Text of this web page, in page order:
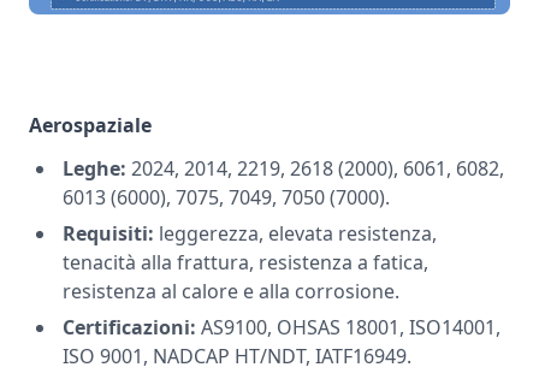
Aerospaziale
Leghe: 2024, 2014, 2219, 2618 (2000), 6061, 6082,
6013 (6000), 7075, 7049, 7050 (7000).
Requisiti: leggerezza, elevata resistenza,
tenacità alla frattura, resistenza a fatica,
resistenza al calore e alla corrosione.
Certificazioni: AS9100, OHSAS 18001, ISO14001,
ISO 9001, NADCAP HT/NDT, IATF16949.